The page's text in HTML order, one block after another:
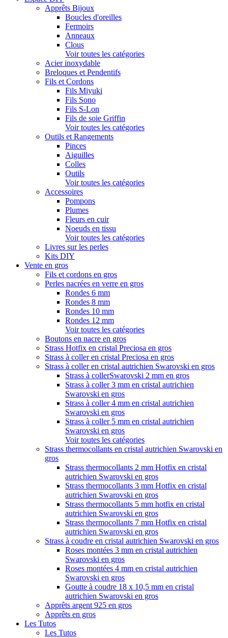
Apprêts Bijoux
Boucles d'oreilles
Fermoirs
Anneaux
Clous
Voir toutes les catégories
Acier inoxydable
Breloques et Pendentifs
Fils et Cordons
Fils Miyuki
Fils Sono
Fils S-Lon
Fils de soie Griffin
Voir toutes les catégories
Outils et Rangements
Pinces
Aiguilles
Colles
Outils
Voir toutes les catégories
Accessoires
Pompons
Plumes
Fleurs en cuir
Noeuds en tissu
Voir toutes les catégories
Livres sur les perles
Kits DIY
Vente en gros
Fils et cordons en gros
Perles nacrées en verre en gros
Rondes 6 mm
Rondes 8 mm
Rondes 10 mm
Rondes 12 mm
Voir toutes les catégories
Boutons en nacre en gros
Strass Hotfix en cristal Preciosa en gros
Strass à coller en cristal Preciosa en gros
Strass à coller en cristal autrichien Swarovski en gros
Strass à collerSwarovski 2 mm en gros
Strass à coller 3 mm en cristal autrichien
Swarovski en gros
Strass à coller 4 mm en cristal autrichien
Swarovski en gros
Strass à coller 5 mm en cristal autrichien
Swarovski en gros
Voir toutes les catégories
Strass thermocollants en cristal autrichien Swarovski en
gros
Strass thermocollants 2 mm Hotfix en cristal
autrichien Swarovski en gros
Strass thermocollants 3 mm Hotfix en cristal
autrichien Swarovski en gros
Strass thermocollants 5 mm hotfix en cristal
autrichien Swarovski en gros
Strass thermocollants 7 mm Hotfix en cristal
autrichien Swarovski en gros
Strass à coudre en cristal autrichien Swarovski en gros
Roses montées 3 mm en cristal autrichien
Swarovski en gros
Roses montées 4 mm en cristal autrichien
Swarovski en gros
Goutte à coudre 18 x 10,5 mm en cristal
autrichien Swarovski en gros
Apprêts argent 925 en gros
Apprêts en gros
Les Tutos
Les Tutos